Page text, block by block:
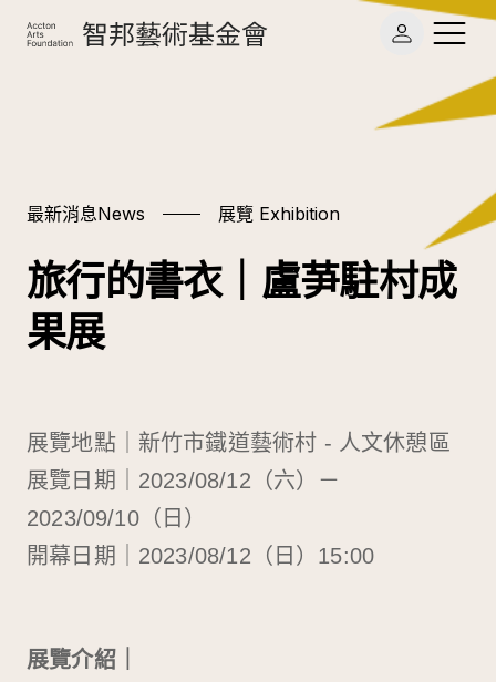
專題計畫 Projects
藝術人才 Artists
願景
使命
大事記
聯絡我們
出版品 Publications
商品 Gifts
鐵道主題
藝術玩物
原民文化
最新消息News 展覽 Exhibition
旅行的書衣｜盧芛駐村成
果展
展覽地點｜新竹市鐵道藝術村 - 人文休憩區
展覽日期｜2023/08/12（六）－
2023/09/10（日）
開幕日期｜2023/08/12（日）15:00
展覽介紹｜